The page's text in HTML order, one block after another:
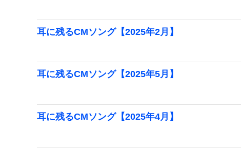
耳に残るCMソング【2025年2月】
耳に残るCMソング【2025年5月】
耳に残るCMソング【2025年4月】